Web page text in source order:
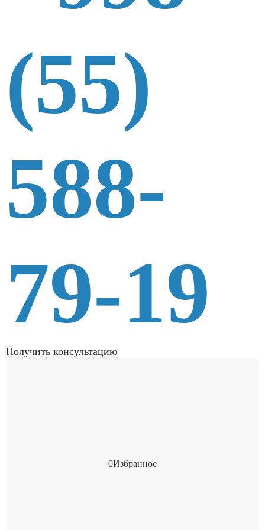
(55)
588-
79-19
Получить консультацию
0Избранное